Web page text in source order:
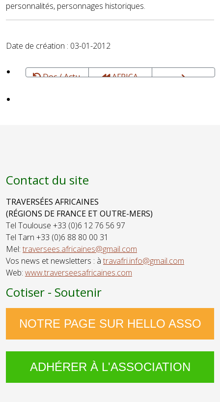
personnalités, personnages historiques.
Date de création : 03-01-2012
Doc / Actu,
AFRICA
Contact du site
TRAVERSÉES AFRICAINES
(RÉGIONS DE FRANCE ET OUTRE-MERS)
Tel Toulouse +33 (0)6 12 76 56 97
Tel Tarn +33 (0)6 88 80 00 31
Mel: traversees.africaines@gmail.com
Vos news et newsletters : à travafri.info@gmail.com
Web: www.traverseesafricaines.com
Cotiser - Soutenir
NOTRE PAGE SUR HELLO ASSO
ADHÉRER À L'ASSOCIATION